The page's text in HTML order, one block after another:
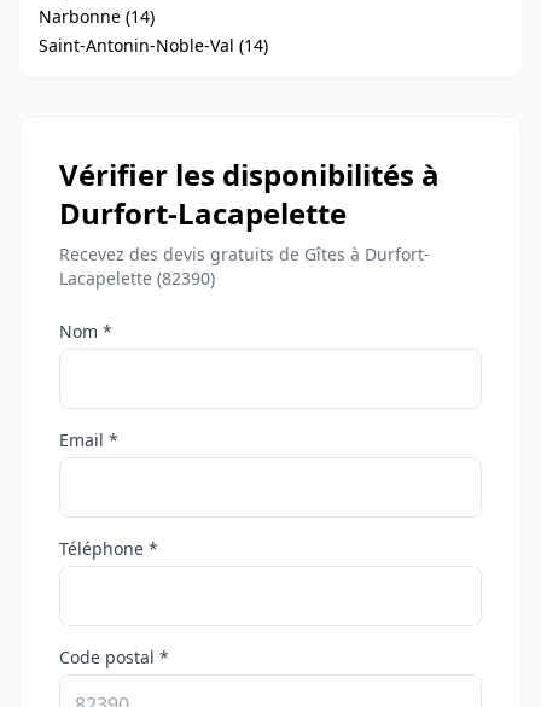
Narbonne (14)
Saint-Antonin-Noble-Val (14)
Vérifier les disponibilités à
Durfort-Lacapelette
Recevez des devis gratuits de Gîtes à Durfort-
Lacapelette (82390)
Nom *
Email *
Téléphone *
Code postal *